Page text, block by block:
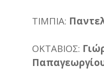
ΤΙΜΠΙΑ:
ΟΚΤΑΒΙΟΣ: